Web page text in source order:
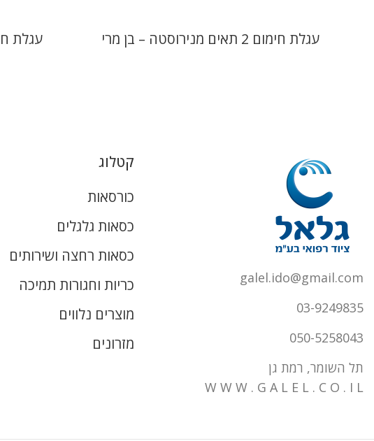
עגלת חימום 2 תאים מנירוסטה – בן מרי
galel.ido@gmail.com
03-9249835
050-5258043
תל השומר, רמת גן
W W W . G A L E L . C O . I L
קטלוג
כורסאות
כסאות גלגלים
כסאות רחצה ושירותים
כריות וחגורות תמיכה
מוצרים נלווים
מזרונים